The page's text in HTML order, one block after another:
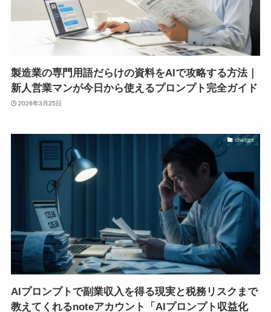
製造業の専門用語だらけの資料をAIで攻略する方法｜
新人営業マンが今日から使えるプロンプト完全ガイド
2026年3月25日
chatgpt
AIプロンプトで副業収入を得る現実と税務リスクまで
教えてくれるnoteアカウント「AIプロンプト収益化